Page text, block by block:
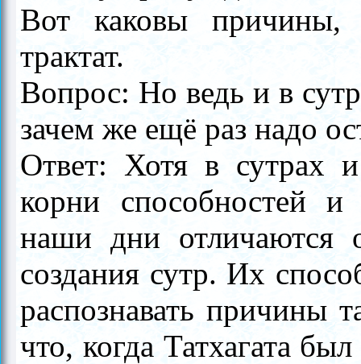
Вот каковы причины,
трактат.
Вопрос: Но ведь и в
зачем же ещё раз надо
Ответ: Хотя в сутрах
корни способностей
наши дни отличаются
создания сутр. Их
распознавать причины
что, когда Татхагата